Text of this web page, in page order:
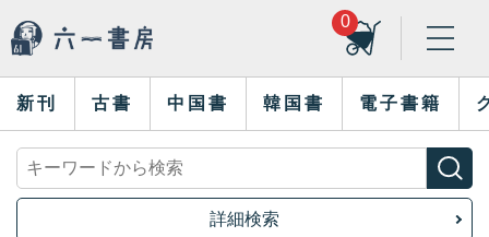
0
新刊 古書 中国書 韓国書 電子書籍
詳細検索